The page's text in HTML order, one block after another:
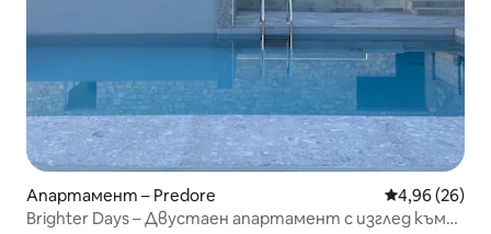
Апартамент – Predore Средна
4,96 (26)
Brighter Days – Двустаен апартамент с изглед към